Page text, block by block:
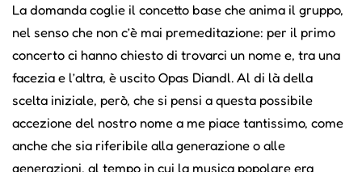
La domanda coglie il concetto base che anima il gruppo,
nel senso che non c’è mai premeditazione: per il primo
concerto ci hanno chiesto di trovarci un nome e, tra una
facezia e l’altra, è uscito Opas Diandl. Al di là della
scelta iniziale, però, che si pensi a questa possibile
accezione del nostro nome a me piace tantissimo, come
anche che sia riferibile alla generazione o alle
generazioni, al tempo in cui la musica popolare era